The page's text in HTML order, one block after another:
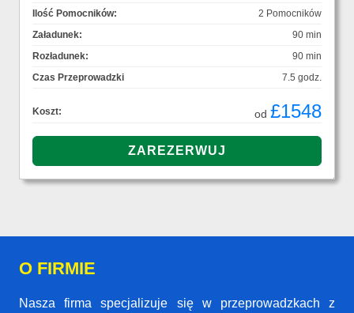
Ilość Pomocników:
2 Pomocników
Załadunek:
90 min
Rozładunek:
90 min
Czas Przeprowadzki
7.5 godz.
Koszt: od £1548
O FIRMIE
Nasza firma specjalizuje się w przeprowadzkach z